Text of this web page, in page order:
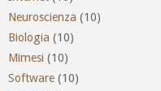
Neuroscienza (10)
Biologia (10)
Mimesi (10)
Software (10)